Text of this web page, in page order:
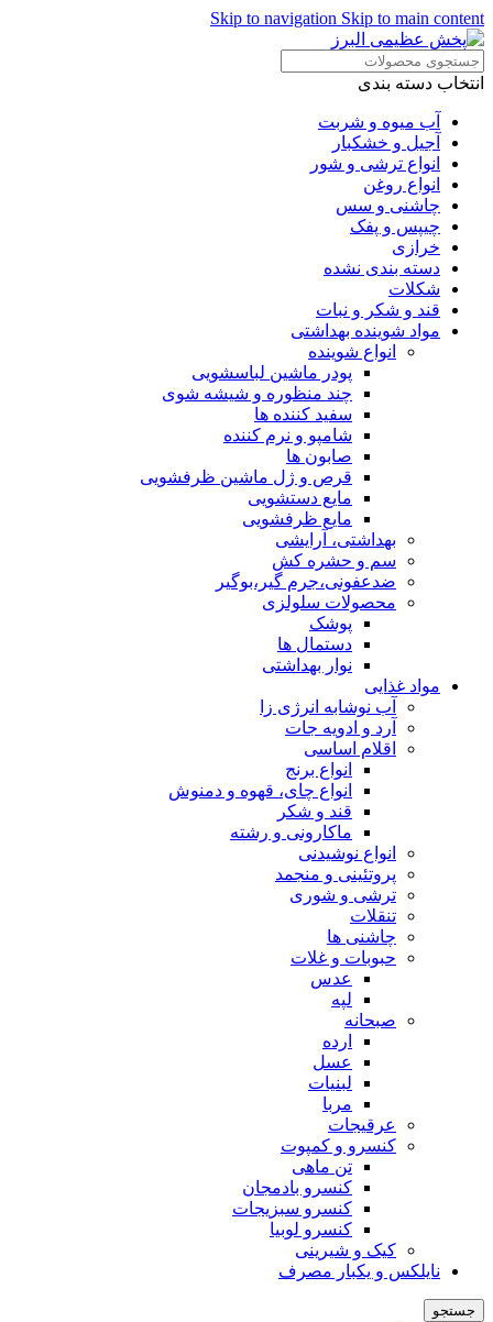
Skip to navigation Skip to main content
انتخاب دسته بندی
آب میوه و شربت
آجیل و خشکبار
انواع ترشی و شور
انواع روغن
چاشنی و سس
چیپس و پفک
خرازی
دسته بندی نشده
شکلات
قند و شکر و نبات
مواد شوینده بهداشتی
انواع شوینده
پودر ماشین لباسشویی
چند منظوره و شیشه شوی
سفید کننده ها
شامپو و نرم کننده
صابون ها
قرص و ژل ماشین ظرفشویی
مایع دستشویی
مایع ظرفشویی
بهداشتی، آرایشی
سم و حشره کش
ضدعفونی،جرم گیر،بوگیر
محصولات سلولزی
پوشک
دستمال ها
نوار بهداشتی
مواد غذایی
آب نوشابه انرژی زا
آرد و ادویه جات
اقلام اساسی
انواع برنج
انواع چای، قهوه و دمنوش
قند و شکر
ماکارونی و رشته
انواع نوشیدنی
پروتئینی و منجمد
ترشی و شوری
تنقلات
چاشنی ها
حبوبات و غلات
عدس
لپه
صبحانه
ارده
عسل
لبنیات
مربا
عرقیجات
کنسرو و کمپوت
تن ماهی
کنسرو بادمجان
کنسرو سبزیجات
کنسرو لوبیا
کیک و شیرینی
نایلکس و یکبار مصرف
جستجو